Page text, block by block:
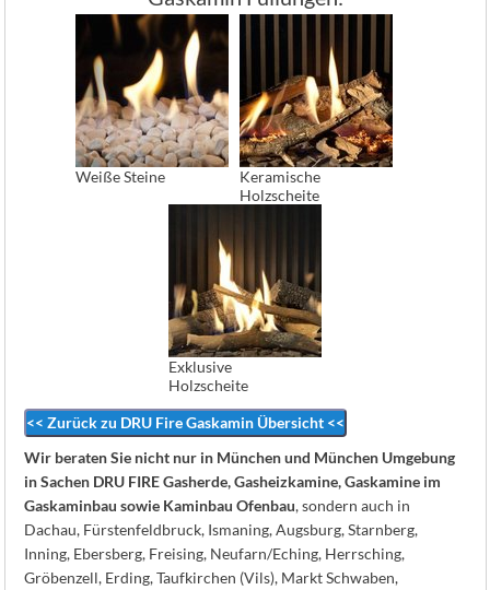
Weiße Steine
Keramische
Holzscheite
Exklusive
Holzscheite
<< Zurück zu DRU Fire Gaskamin Übersicht <<
Wir beraten Sie nicht nur in München und München Umgebung
in Sachen DRU FIRE Gasherde, Gasheizkamine, Gaskamine im
Gaskaminbau sowie Kaminbau Ofenbau, sondern auch in
Dachau, Fürstenfeldbruck, Ismaning, Augsburg, Starnberg,
Inning, Ebersberg, Freising, Neufarn/Eching, Herrsching,
Gröbenzell, Erding, Taufkirchen (Vils), Markt Schwaben,